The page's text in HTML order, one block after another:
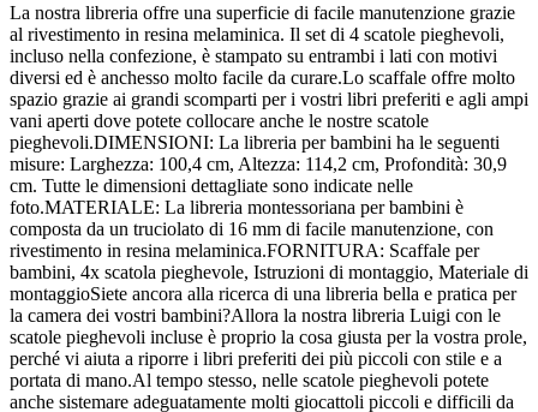
La nostra libreria offre una superficie di facile manutenzione grazie
al rivestimento in resina melaminica. Il set di 4 scatole pieghevoli,
incluso nella confezione, è stampato su entrambi i lati con motivi
diversi ed è anchesso molto facile da curare.Lo scaffale offre molto
spazio grazie ai grandi scomparti per i vostri libri preferiti e agli ampi
vani aperti dove potete collocare anche le nostre scatole
pieghevoli.DIMENSIONI: La libreria per bambini ha le seguenti
misure: Larghezza: 100,4 cm, Altezza: 114,2 cm, Profondità: 30,9
cm. Tutte le dimensioni dettagliate sono indicate nelle
foto.MATERIALE: La libreria montessoriana per bambini è
composta da un truciolato di 16 mm di facile manutenzione, con
rivestimento in resina melaminica.FORNITURA: Scaffale per
bambini, 4x scatola pieghevole, Istruzioni di montaggio, Materiale di
montaggioSiete ancora alla ricerca di una libreria bella e pratica per
la camera dei vostri bambini?Allora la nostra libreria Luigi con le
scatole pieghevoli incluse è proprio la cosa giusta per la vostra prole,
perché vi aiuta a riporre i libri preferiti dei più piccoli con stile e a
portata di mano.Al tempo stesso, nelle scatole pieghevoli potete
anche sistemare adeguatamente molti giocattoli piccoli e difficili da